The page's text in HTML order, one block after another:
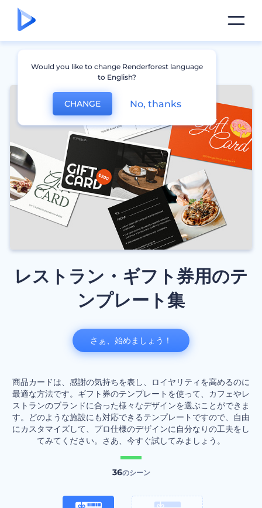
レストラン・ギフト券用のテ
ンプレート集
商品カードは、感謝の気持ちを表し、ロイヤリティを高めるのに
最適な方法です。ギフト券のテンプレートを使って、カフェやレ
ストランのブランドに合った様々なデザインを選ぶことができま
す。どのような施設にも対応できるテンプレートですので、自由
にカスタマイズして、プロ仕様のデザインに自分なりの工夫をし
てみてください。さあ、今すぐ試してみましょう。
36のシーン
さぁ、始めましょう！
Would you like to change Renderforest language
to English?
CHANGE No, thanks